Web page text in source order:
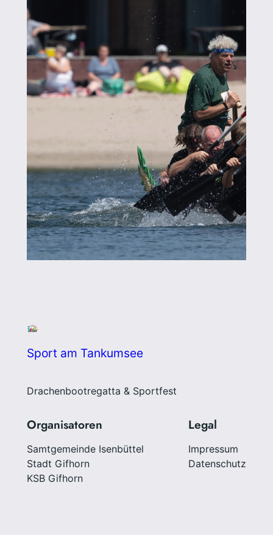
Sport am Tankumsee
Drachenbootregatta & Sportfest
Organisatoren
Samtgemeinde Isenbüttel
Stadt Gifhorn
KSB Gifhorn
Legal
Impressum
Datenschutz